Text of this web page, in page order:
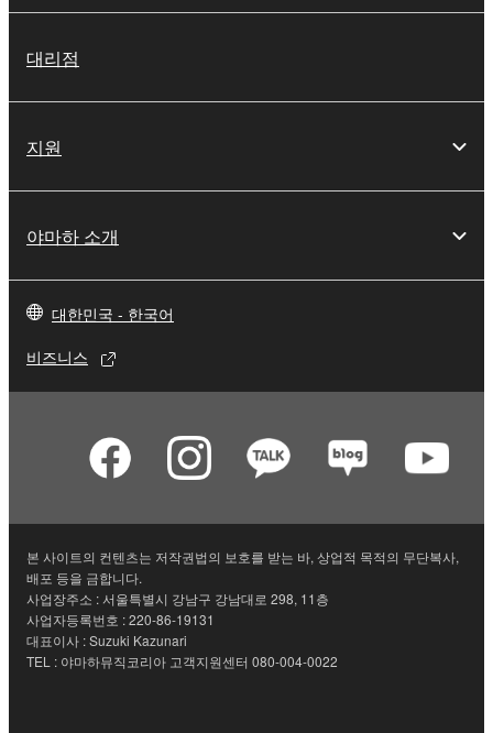
대리점
지원
야마하 소개
대한민국 - 한국어
비즈니스
본 사이트의 컨텐츠는 저작권법의 보호를 받는 바, 상업적 목적의 무단복사,
배포 등을 금합니다.
사업장주소 : 서울특별시 강남구 강남대로 298, 11층
사업자등록번호 : 220-86-19131
대표이사 : Suzuki Kazunari
TEL : 야마하뮤직코리아 고객지원센터 080-004-0022